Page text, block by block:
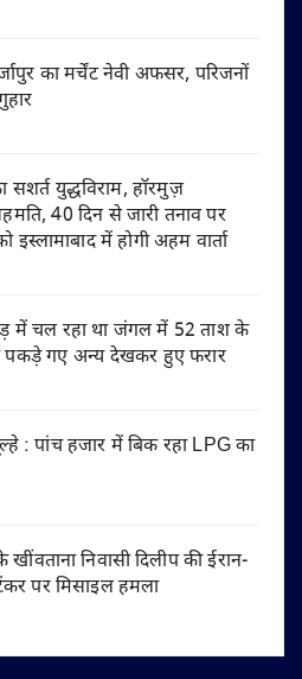
का मर्चेंट नेवी अफसर, परिजनों
युद्धविराम, हॉरमुज़
40 दिन से जारी तनाव पर
इस्लामाबाद में होगी अहम वार्ता
में चल रहा था जंगल में 52 ताश के
पकड़े गए अन्य देखकर हुए फरार
: पांच हजार में बिक रहा LPG का
निवासी दिलीप की ईरान-
पर मिसाइल हमला